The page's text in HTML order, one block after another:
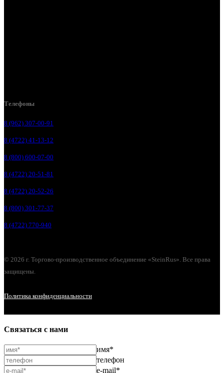
Телефоны
8 (962) 307-00-91
8 (4722) 41-13-12
8 (800) 600-07-00
8 (4722) 20-51-81
8 (4722) 20-52-26
8 (800) 301-77-37
8 (4722) 770-940
© 2026 г. Торгово-производственное объединение «SteinRus». Все права
защищены.
Политика конфиденциальности
Связаться с нами
имя*
телефон
e-mail*